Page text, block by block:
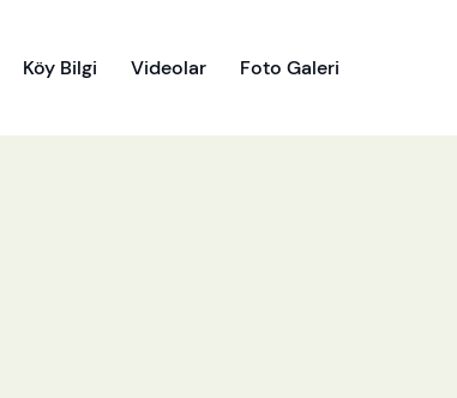
Köy Bilgi Videolar Foto Galeri